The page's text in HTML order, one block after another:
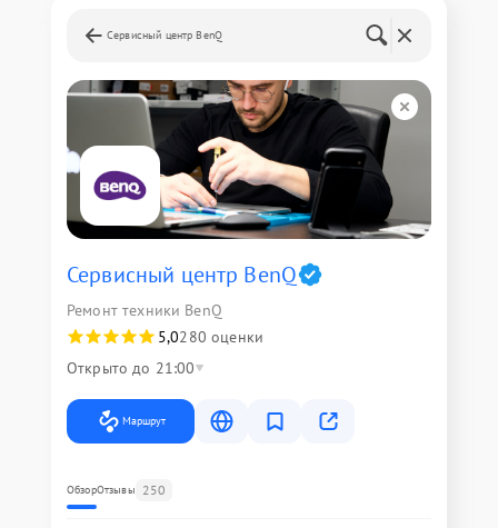
Сервисный центр BenQ
Сервисный центр BenQ
Ремонт техники BenQ
5,0280 оценки
Открыто до 21:00
Маршрут
ОбзорОтзывы 250